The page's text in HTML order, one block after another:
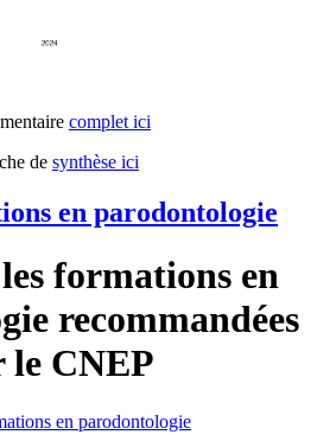
complet ici
de synthèse ici
en parodontologie
formations en
recommandées
le CNEP
en parodontologie